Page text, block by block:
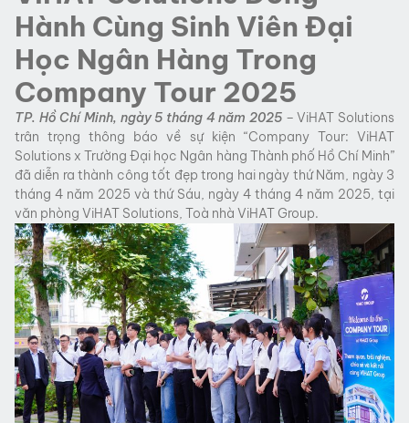
Hành Cùng Sinh Viên Đại
Học Ngân Hàng Trong
Company Tour 2025
TP. Hồ Chí Minh, ngày 5 tháng 4 năm 2025 – ViHAT Solutions
trân trọng thông báo về sự kiện “Company Tour: ViHAT
Solutions x Trường Đại học Ngân hàng Thành phố Hồ Chí Minh”
đã diễn ra thành công tốt đẹp trong hai ngày thứ Năm, ngày 3
tháng 4 năm 2025 và thứ Sáu, ngày 4 tháng 4 năm 2025, tại
văn phòng ViHAT Solutions, Toà nhà ViHAT Group.